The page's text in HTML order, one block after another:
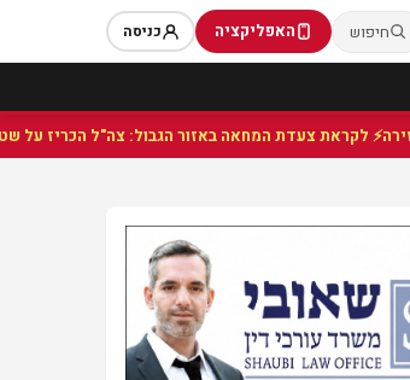
חיפוש האפליקציה כניסה
⚡ לקראת צעדת המחאה באזור הגבול: צה"ל הכריז על שטח